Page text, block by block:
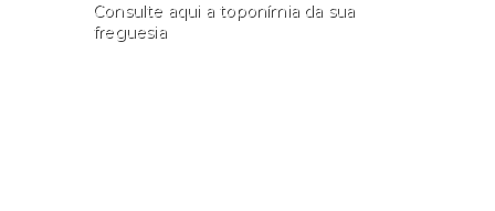
Consulte aqui a toponímia da sua
freguesia